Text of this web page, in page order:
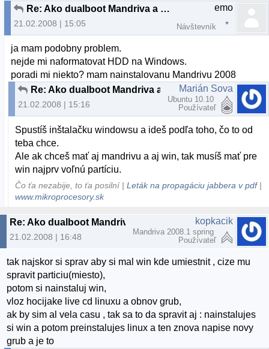
Re: Ako dualboot Mandriva a XP
21.02.2008 | 15:05
emo
Návštevník
ja mam podobny problem.
nejde mi naformatovat HDD na Windows.
poradi mi niekto? mam nainstalovanu Mandrivu 2008
21.02.2008 | 15:16
Marián Sova
Ubuntu 10.10
Používateľ
Spustíš inštalačku windowsu a ideš podľa toho, čo to od
teba chce.
Ale ak chceš mať aj mandrivu a aj win, tak musíš mať pre
win najprv voľnú partíciu.
Čo ťa nezabije, to ťa posilní |Leták na propagáciu jabbera v pdf|
www.mikroprocesory.sk
Re: Ako dualboot Mandriva a XP
21.02.2008 | 16:48
kopkacik
Mandriva 2008.1 spring
Používateľ
tak najskor si sprav aby si mal win kde umiestnit , cize mu
spravit particiu(miesto),
potom si nainstaluj win,
vloz hocijake live cd linuxu a obnov grub,
ak by sim al vela casu , tak sa to da spravit aj : nainstalujes
si win a potom preinstalujes linux a ten znova napise novy
grub a je to